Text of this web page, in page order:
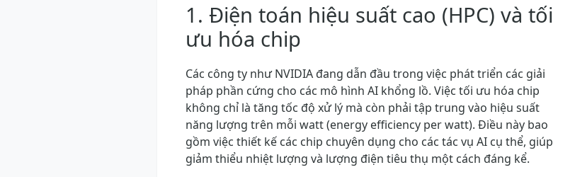
1. Điện toán hiệu suất cao (HPC) và tối
ưu hóa chip
Các công ty như NVIDIA đang dẫn đầu trong việc phát triển các giải
pháp phần cứng cho các mô hình AI khổng lồ. Việc tối ưu hóa chip
không chỉ là tăng tốc độ xử lý mà còn phải tập trung vào hiệu suất
năng lượng trên mỗi watt (energy efficiency per watt). Điều này bao
gồm việc thiết kế các chip chuyên dụng cho các tác vụ AI cụ thể, giúp
giảm thiểu nhiệt lượng và lượng điện tiêu thụ một cách đáng kể.